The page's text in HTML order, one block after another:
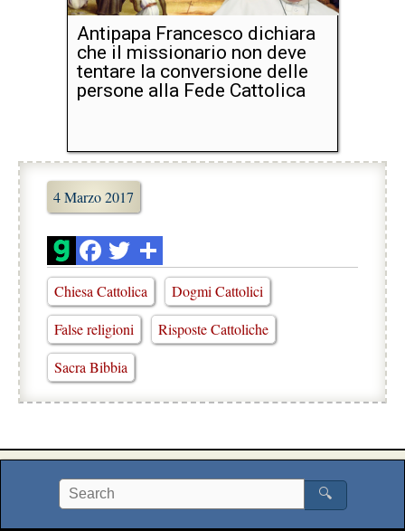
Antipapa Francesco dichiara
che il missionario non deve
tentare la conversione delle
persone alla Fede Cattolica
4 Marzo 2017
Chiesa Cattolica
Dogmi Cattolici
False religioni
Risposte Cattoliche
Sacra Bibbia
🔍